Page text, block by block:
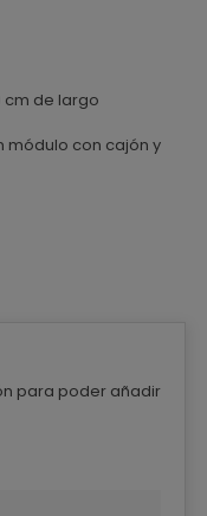
cm de largo
módulo con cajón y
para poder añadir